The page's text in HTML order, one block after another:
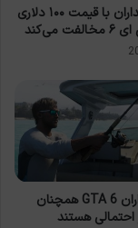
جامعه طرفداران با قیمت ۱۰۰ دلاری
برخی طرفداران GTA 6 همچنان
احتمالی هستند